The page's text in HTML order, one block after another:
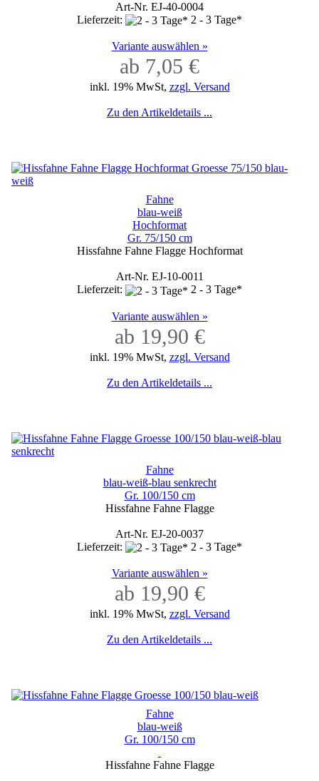
Art-Nr. EJ-40-0004
Lieferzeit:
2 - 3 Tage*
Variante auswählen »
ab 7,05 €
inkl. 19% MwSt, zzgl. Versand
Zu den Artikeldetails ...
Fahne
blau-weiß
Hochformat
Gr. 75/150 cm
Hissfahne Fahne Flagge Hochformat
Art-Nr. EJ-10-0011
Lieferzeit:
2 - 3 Tage*
Variante auswählen »
ab 19,90 €
inkl. 19% MwSt, zzgl. Versand
Zu den Artikeldetails ...
Fahne
blau-weiß-blau senkrecht
Gr. 100/150 cm
Hissfahne Fahne Flagge
Art-Nr. EJ-20-0037
Lieferzeit:
2 - 3 Tage*
Variante auswählen »
ab 19,90 €
inkl. 19% MwSt, zzgl. Versand
Zu den Artikeldetails ...
Fahne
blau-weiß
Gr. 100/150 cm
Hissfahne Fahne Flagge